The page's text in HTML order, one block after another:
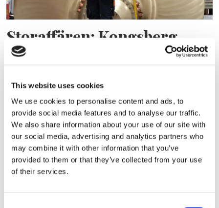
This website uses cookies
We use cookies to personalise content and ads, to
provide social media features and to analyse our traffic.
We also share information about your use of our site with
our social media, advertising and analytics partners who
may combine it with other information that you’ve
provided to them or that they’ve collected from your use
of their services.
Storaffären: Kongsberg
Maritime köper Berg